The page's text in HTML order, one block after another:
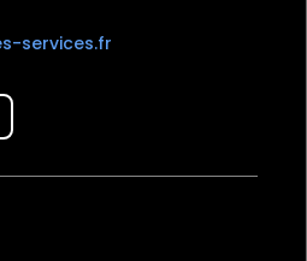
services.fr